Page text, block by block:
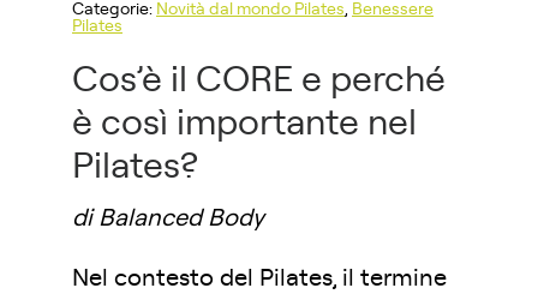
Categorie: Novità dal mondo Pilates, Benessere
Pilates
Cos’è il CORE e perché
è così importante nel
Pilates?
di Balanced Body
Nel contesto del Pilates, il termine